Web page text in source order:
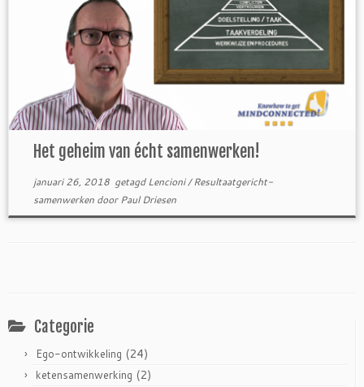
Het geheim van écht samenwerken!
januari 26, 2018getagdLencioni/Resultaatgericht-
samenwerken doorPaul Driesen
Categorie
Ego-ontwikkeling (24)
ketensamenwerking (2)